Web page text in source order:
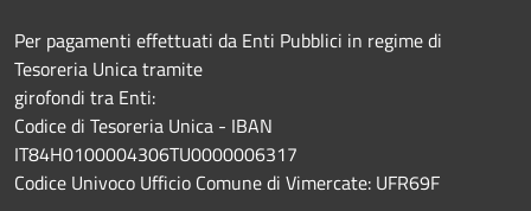
Per pagamenti effettuati da Enti Pubblici in regime di
Tesoreria Unica tramite
girofondi tra Enti:
Codice di Tesoreria Unica - IBAN
IT84H0100004306TU0000006317
Codice Univoco Ufficio Comune di Vimercate: UFR69F